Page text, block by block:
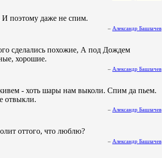
поэтому даже не спим.
– Александр Башлачев
сделались похожие, А под Дождем
хорошие.
– Александр Башлачев
- хоть шары нам выколи. Спим да пьем.
отвыкли.
– Александр Башлачев
оттого, что люблю?
– Александр Башлачев